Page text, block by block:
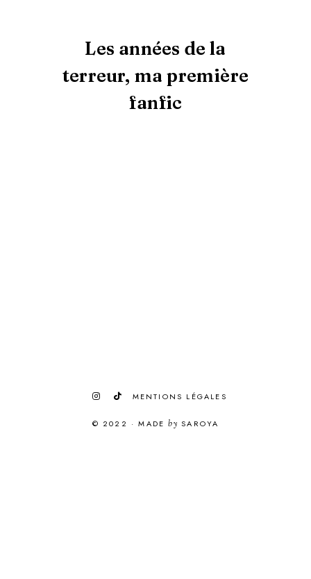
Les années de la
terreur, ma première
fanfic
MENTIONS LÉGALES
© 2022 · MADEby SAROYA